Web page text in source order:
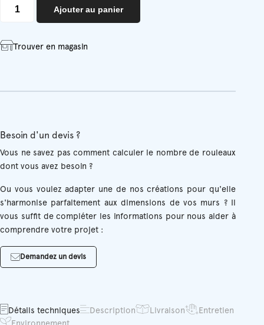
Ajouter au panier
Trouver en magasin
Besoin d'un devis ?
Vous ne savez pas comment calculer le nombre de rouleaux
dont vous avez besoin ?
Ou vous voulez adapter une de nos créations pour qu'elle
s'harmonise parfaitement aux dimensions de vos murs ? Il
vous suffit de compléter les informations pour nous aider à
comprendre votre projet :
Demandez un devis
Détails techniques Description Livraison
Entretien